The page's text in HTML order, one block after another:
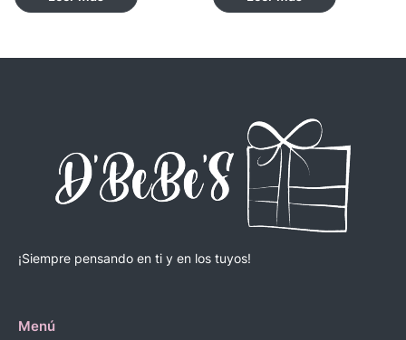
¡Siempre pensando en ti y en los tuyos!
Menú